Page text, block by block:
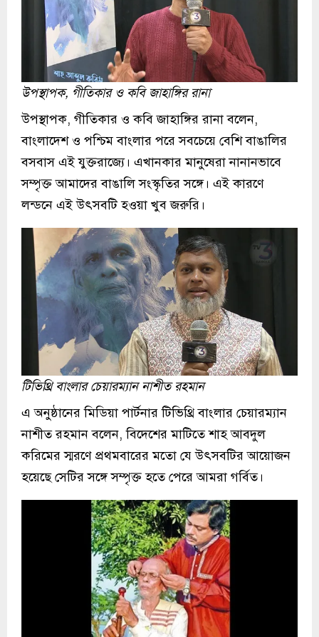
উপস্থাপক, গীতিকার ও কবি জাহাঙ্গির রানা
উপস্থাপক, গীতিকার ও কবি জাহাঙ্গির রানা বলেন,
বাংলাদেশ ও পশ্চিম বাংলার পরে সবচেয়ে বেশি বাঙালির
বসবাস এই যুক্তরাজ্যে। এখানকার মানুষেরা নানানভাবে
সম্পৃক্ত আমাদের বাঙালি সংস্কৃতির সঙ্গে। এই কারণে
লন্ডনে এই উৎসবটি হওয়া খুব জরুরি।
টিভিথ্রি বাংলার চেয়ারম্যান নাশীত রহমান
এ অনুষ্ঠানের মিডিয়া পার্টনার টিভিথ্রি বাংলার চেয়ারম্যান
নাশীত রহমান বলেন, বিদেশের মাটিতে শাহ আবদুল
করিমের স্মরণে প্রথমবারের মতো যে উৎসবটির আয়োজন
হয়েছে সেটির সঙ্গে সম্পৃক্ত হতে পেরে আমরা গর্বিত।